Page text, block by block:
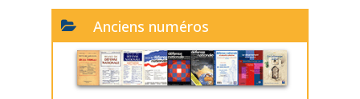
Anciens numéros